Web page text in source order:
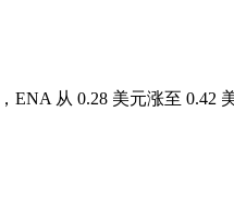
ENA 从 0.28 美元涨至